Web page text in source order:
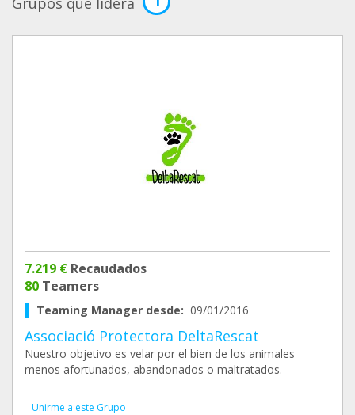
7.219 € Recaudados
80 Teamers
Teaming Manager desde: 09/01/2016
Associació Protectora DeltaRescat
Nuestro objetivo es velar por el bien de los animales
menos afortunados, abandonados o maltratados.
Unirme a este Grupo